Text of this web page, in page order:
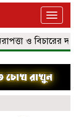
Toggle
ও বিচারের